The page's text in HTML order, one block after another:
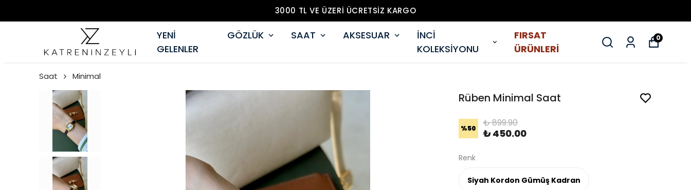
3000 TL VE ÜZERİ ÜCRETSİZ KARGO
YENİ
GELENLER
GÖZLÜK SAAT AKSESUAR
İNCİ
KOLEKSİYONU
FIRSAT
ÜRÜNLERİ
0
Saat Minimal
Rüben Minimal Saat
%50 ₺ 899.90
₺ 450.00
Renk
Siyah Kordon Gümüş Kadran